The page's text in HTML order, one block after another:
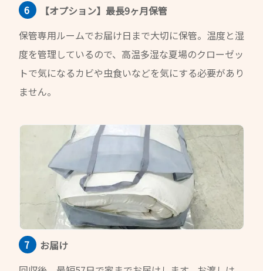
【オプション】 最長9ヶ月保管
保管専用ルームでお届け日まで大切に保管。温度と湿
度を管理しているので、高温多湿な夏場のクローゼッ
トで気になるカビや虫食いなどを気にする必要があり
ません。
お届け